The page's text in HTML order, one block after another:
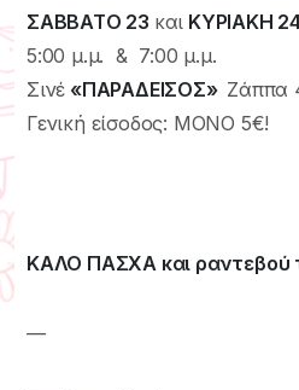
ΣΑΒΒΑΤΟ 23 και ΚΥΡΙΑΚΗ
5:00 μ.μ. & 7:00 μ.μ.
Σινέ «ΠΑΡΑΔΕΙΣΟΣ» Ζάππα
Γενική είσοδος: ΜΟΝΟ 5€!
ΚΑΛΟ ΠΑΣΧΑ και ραντεβού
—